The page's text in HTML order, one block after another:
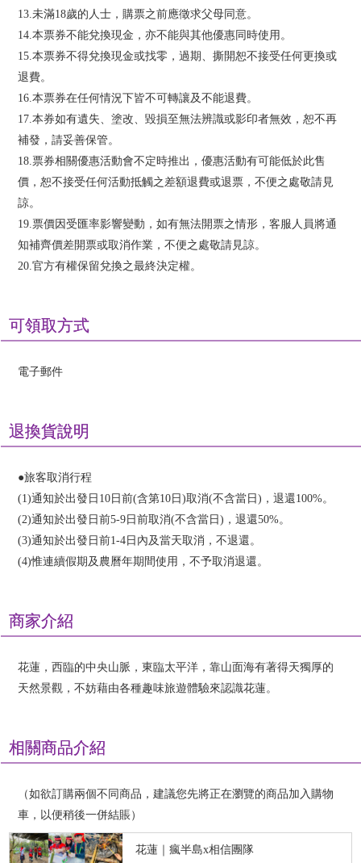
13.未滿18歲的人士，購票之前應徵求父母同意。
14.本票券不能兌換現金，亦不能與其他優惠同時使用。
15.本票券不得兌換現金或找零，過期、撕開恕不接受任何更換或
退費。
16.本票券在任何情況下皆不可轉讓及不能退費。
17.本券如有遺失、塗改、毀損至無法辨識或影印者無效，恕不再
補發，請妥善保管。
18.票券相關優惠活動會不定時推出，優惠活動有可能低於此售
價，恕不接受任何活動抵觸之差額退費或退票，不便之處敬請見
諒。
19.票價因受匯率影響變動，如有無法開票之情形，客服人員將通
知補齊價差開票或取消作業，不便之處敬請見諒。
20.官方有權保留兌換之最終決定權。
可領取方式
電子郵件
退換貨說明
●旅客取消行程
(1)通知於出發日10日前(含第10日)取消(不含當日)，退還100%。
(2)通知於出發日前5-9日前取消(不含當日)，退還50%。
(3)通知於出發日前1-4日內及當天取消，不退還。
(4)惟連續假期及農曆年期間使用，不予取消退還。
商家介紹
花蓮，西臨的中央山脈，東臨太平洋，靠山面海有著得天獨厚的
天然景觀，不妨藉由各種趣味旅遊體驗來認識花蓮。
相關商品介紹
（如欲訂購兩個不同商品，建議您先將正在瀏覽的商品加入購物
車，以便稍後一併結賬）
花蓮｜瘋半島x相信團隊